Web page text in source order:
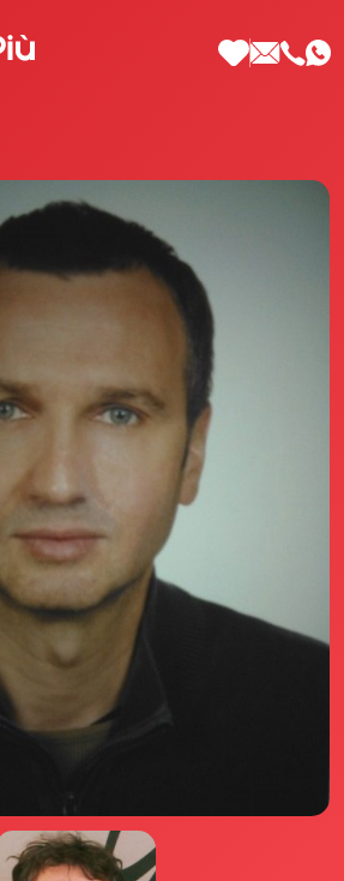
Più
Club di Più
Valeria Pilla
Club di Più
di Più